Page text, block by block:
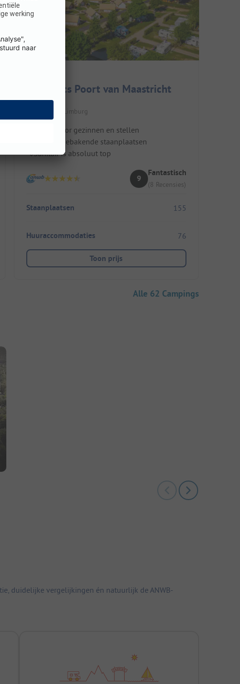
EuroParcs Poort van Maastricht
Nederland / Limburg
Ideaal voor gezinnen en stellen
Grote, afgebakende staanplaatsen
Sanitair is absoluut top
9
Fantastisch
(8 Recensies)
Staanplaatsen 155
Huuraccommodaties 76
Toon prijs
Alle 62 Campings
duidelijke vergelijkingen én natuurlijk de ANWB-